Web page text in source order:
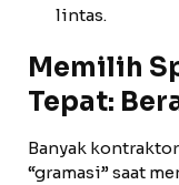
lintas.
Memilih
Tepat:
Banyak
“gramasi” saat